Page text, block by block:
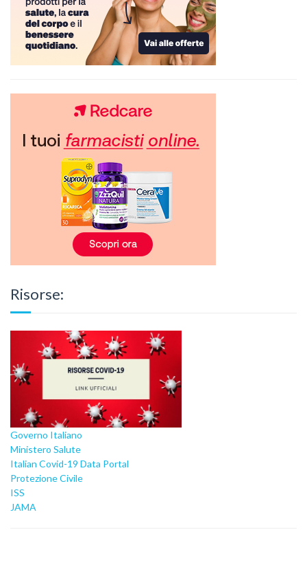
Risorse:
Governo Italiano
Ministero Salute
Italian Covid-19 Data Portal
Protezione Civile
ISS
JAMA